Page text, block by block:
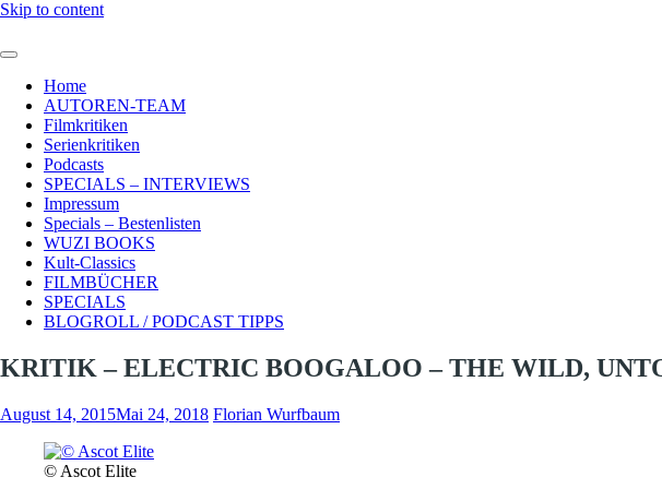
Skip to content
Home
AUTOREN-TEAM
Filmkritiken
Serienkritiken
Podcasts
SPECIALS – INTERVIEWS
Impressum
Specials – Bestenlisten
WUZI BOOKS
Kult-Classics
FILMBÜCHER
SPECIALS
BLOGROLL / PODCAST TIPPS
KRITIK – ELECTRIC BOOGALOO – THE WILD,
August 14, 2015Mai 24, 2018 Florian Wurfbaum
© Ascot Elite